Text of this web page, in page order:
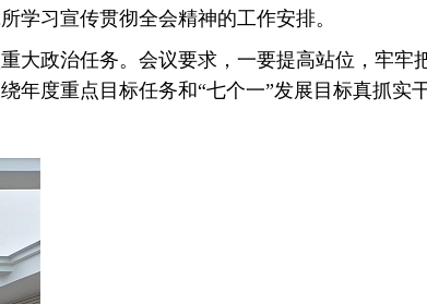
学习宣传贯彻全会精神的工作安排。
大政治任务。会议要求，一要提高站位，牢牢
年度重点目标任务和“七个一”发展目标真抓实